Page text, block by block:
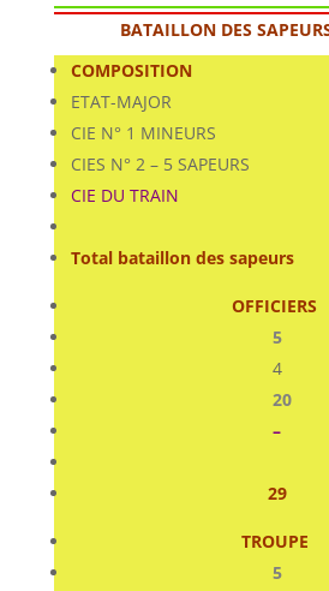
BATAILLON DES
COMPOSITION
ETAT-MAJOR
CIE N° 1 MINEURS
CIES N° 2 – 5 SAPEURS
CIE DU TRAIN
Total bataillon des sapeurs
OFFICIERS
5
4
20
–
29
TROUPE
5